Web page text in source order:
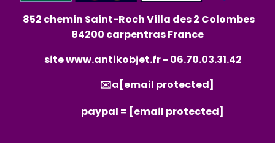
852 chemin Saint-Roch Villa des 2 Colombes
84200 carpentras France
sitewww.antikobjet.fr- 06.70.03.31.42
✉️a [email protected]
paypal = [email protected]